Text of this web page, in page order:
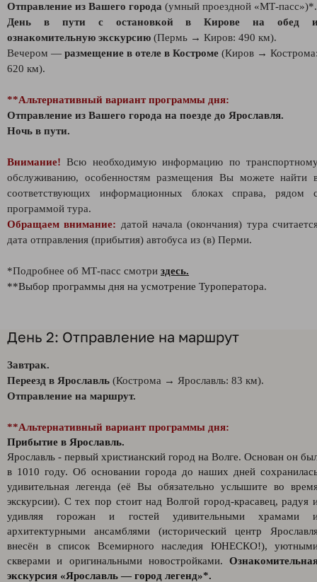
Отправление из Вашего города (умный проездной «МТ-пасс»)*.
День в пути с остановкой в Кирове на обед
ознакомительную экскурсию (Пермь → Киров: 490 км).
Вечером — размещение в отеле в Костроме (Киров →
620 км).
**Альтернативный вариант программы дня:
Отправление из Вашего города на поезде до Ярославля.
Ночь в пути.
Внимание! Всю необходимую информацию по
обслуживанию, особенностям размещения Вы можете найти
соответствующих информационных блоках справа, рядом
программой тура.
Обращаем внимание: датой начала (окончания) тура
дата отправления (прибытия) автобуса из (в) Перми.
*Подробнее об МТ-пасс смотри здесь.
**Выбор программы дня на усмотрение Туроператора.
День 2: Отправление на маршрут
Завтрак.
Переезд в Ярославль (Кострома → Ярославль: 83 км).
Отправление на маршрут.
**Альтернативный вариант программы дня:
Прибытие в Ярославль.
Ярославль - первый христианский город на Волге. Основан он
в 1010 году. Об основании города до наших дней
удивительная легенда (её Вы обязательно услышите во
экскурсии). С тех пор стоит над Волгой город-красавец, радуя
удивляя горожан и гостей удивительными храмами
архитектурными ансамблями (исторический центр
внесён в список Всемирного наследия ЮНЕСКО!),
скверами и оригинальными новостройками.
экскурсия «Ярославль — город легенд»*.